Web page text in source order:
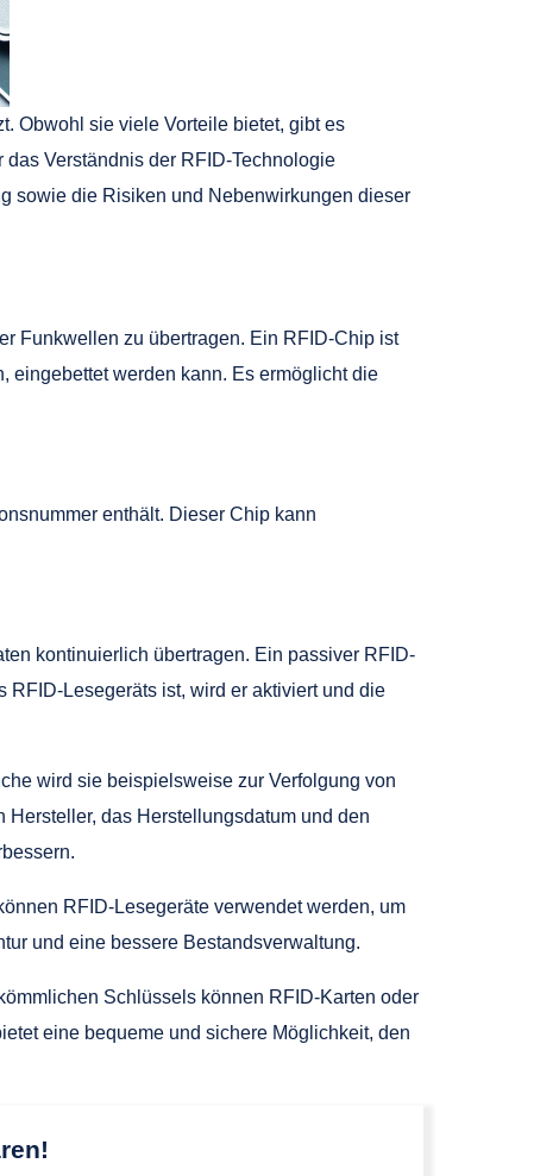
Obwohl sie viele Vorteile bietet, gibt es
Verständnis der RFID-Technologie
sowie die Risiken und Nebenwirkungen dieser
Funkwellen zu übertragen. Ein RFID-Chip ist
eingebettet werden kann. Es ermöglicht die
enthält. Dieser Chip kann
kontinuierlich übertragen. Ein passiver RFID-
Lesegeräts ist, wird er aktiviert und die
wird sie beispielsweise zur Verfolgung von
das Herstellungsdatum und den
RFID-Lesegeräte verwendet werden, um
und eine bessere Bestandsverwaltung.
Schlüssels können RFID-Karten oder
eine bequeme und sichere Möglichkeit, den